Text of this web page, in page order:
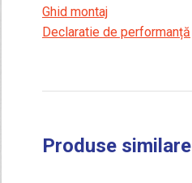
Ghid montaj
Declaratie de performanță
Produse similare